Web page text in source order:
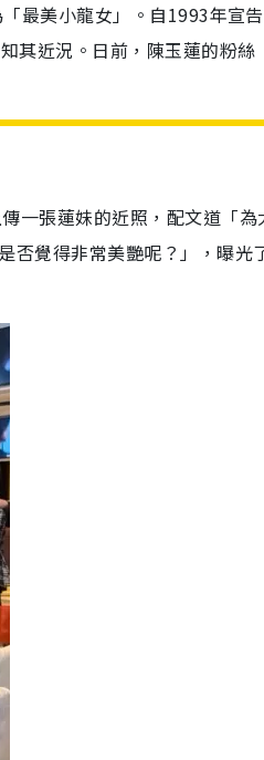
最美小龍女」。自1993年宣告
其近況。日前，陳玉蓮的粉絲
一張蓮妹的近照，配文道「為
否覺得非常美艷呢？」，曝光